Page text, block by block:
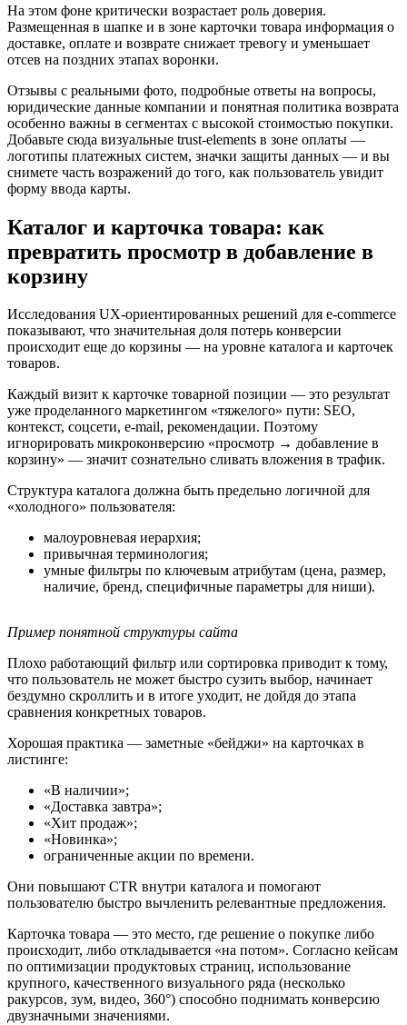
На этом фоне критически возрастает роль доверия.
Размещенная в шапке и в зоне карточки товара информация о
доставке, оплате и возврате снижает тревогу и уменьшает
отсев на поздних этапах воронки.
Отзывы с реальными фото, подробные ответы на вопросы,
юридические данные компании и понятная политика возврата
особенно важны в сегментах с высокой стоимостью покупки.
Добавьте сюда визуальные trust‑elements в зоне оплаты —
логотипы платежных систем, значки защиты данных — и вы
снимете часть возражений до того, как пользователь увидит
форму ввода карты.
Каталог и карточка товара: как
превратить просмотр в добавление в
корзину
Исследования UX‑ориентированных решений для e‑commerce
показывают, что значительная доля потерь конверсии
происходит еще до корзины — на уровне каталога и карточек
товаров.
Каждый визит к карточке товарной позиции — это результат
уже проделанного маркетингом «тяжелого» пути: SEO,
контекст, соцсети, e‑mail, рекомендации. Поэтому
игнорировать микроконверсию «просмотр → добавление в
корзину» — значит сознательно сливать вложения в трафик.
Структура каталога должна быть предельно логичной для
«холодного» пользователя:
малоуровневая иерархия;
привычная терминология;
умные фильтры по ключевым атрибутам (цена, размер,
наличие, бренд, специфичные параметры для ниши).
Пример понятной структуры сайта
Плохо работающий фильтр или сортировка приводит к тому,
что пользователь не может быстро сузить выбор, начинает
бездумно скроллить и в итоге уходит, не дойдя до этапа
сравнения конкретных товаров.
Хорошая практика — заметные «бейджи» на карточках в
листинге:
«В наличии»;
«Доставка завтра»;
«Хит продаж»;
«Новинка»;
ограниченные акции по времени.
Они повышают CTR внутри каталога и помогают
пользователю быстро вычленить релевантные предложения.
Карточка товара — это место, где решение о покупке либо
происходит, либо откладывается «на потом». Согласно кейсам
по оптимизации продуктовых страниц, использование
крупного, качественного визуального ряда (несколько
ракурсов, зум, видео, 360°) способно поднимать конверсию
двузначными значениями.